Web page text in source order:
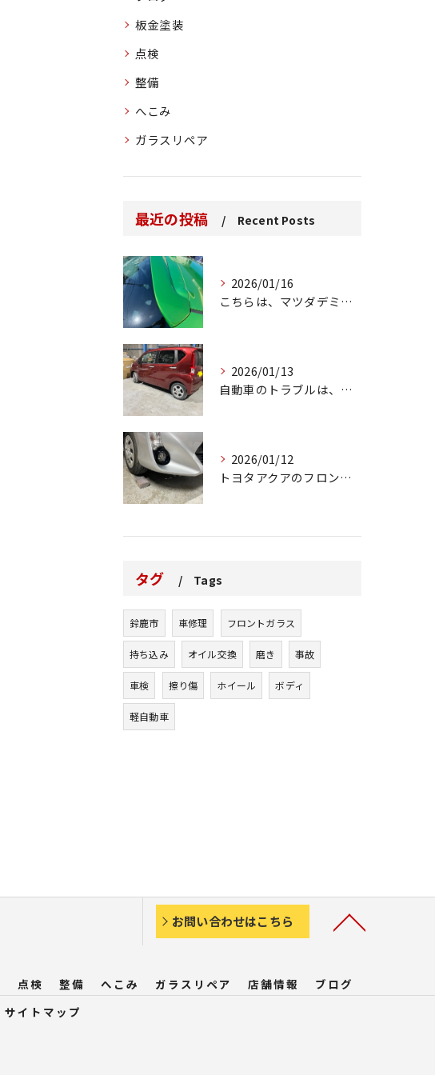
板金塗装
点検
整備
へこみ
ガラスリペア
最近の投稿 Recent Posts
2026/01/16
こちらは、マツダデミオのゲートのルーフスポイラーで、経年劣化...
2026/01/13
自動車のトラブルは、日常生活において避けられない出来事の一つ...
2026/01/12
トヨタアクアのフロントバンパーの右下側を縁石にぶつけてできた...
タグ Tags
鈴鹿市 車修理 フロントガラス
持ち込み オイル交換 磨き 事故
車検 擦り傷 ホイール ボディ
軽自動車
お問い合わせはこちら
点検 整備 へこみ ガラスリペア 店舗情報
ブログ
サイトマップ